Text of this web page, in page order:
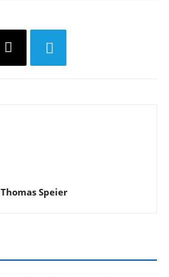
Thomas Speier